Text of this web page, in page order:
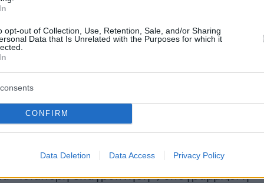
opt-out of Collection, Use, Retention, Sale, and/or Sharing
Data that Is Unrelated with the Purposes for which it
CONFIRM
Data Deletion Data Access Privacy Policy
οι θερμοκρασίες το πρωί θα κυμαίνονται
26 βαθμών Κελσίου, κοντά στη Μεσόγειο,
τους 34 με 38 βαθμούς Κελσίου, τοπικά
Κελσίου.
διαμερίσματα κηρύχθηκαν σε πορτοκαλί
η σταδιακή επέκτασή του προς τα βόρεια
«ιδιαίτερη επαγρύπνηση», υπογραμμίζει η